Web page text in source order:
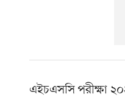
এইচএসসি পরীক্ষা